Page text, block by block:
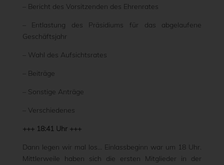
– Bericht des Vorsitzenden des Ehrenrates
– Entlastung des Präsidiums für das abgelaufene
Geschäftsjahr
– Wahl des Aufsichtsrates
– Beiträge
– Sonstige Anträge
– Verschiedenes
+++ 18:41 Uhr +++
Dann legen wir mal los… Einlassbeginn war um 18 Uhr.
Mittlerweile haben sich die ersten Mitglieder in der